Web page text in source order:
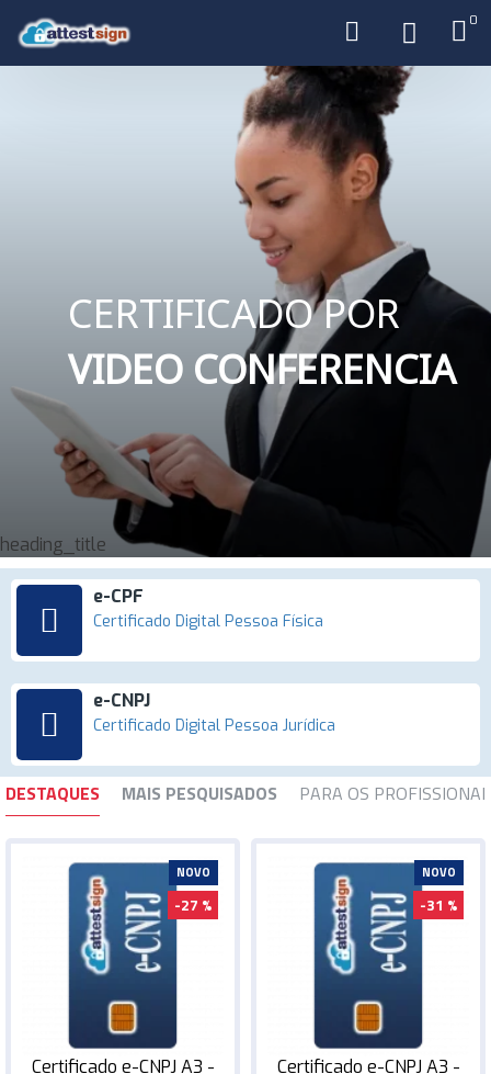
0
heading_title
CERTIFICADO POR
VIDEO CONFERENCIA
e-CPF
Certificado Digital Pessoa Física
e-CNPJ
Certificado Digital Pessoa Jurídica
DESTAQUES MAIS PESQUISADOS PARA OS
NOVO
-27 %
Certificado e-CNPJ A3 -
NOVO
-31 %
Certificado e-CNPJ A3 -